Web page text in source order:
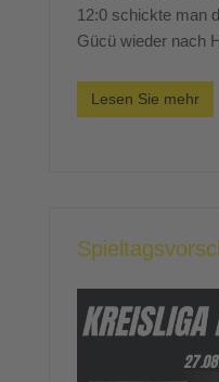
12:0 schickte man
Gücü wieder nach
Lesen Sie mehr